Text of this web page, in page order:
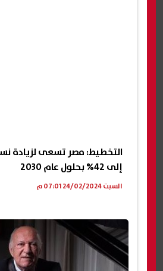
التخطيط: مصر تسعى لزيادة
إلى 42% بحلول عام 2030
السبت 24/02/2024 07:01 م